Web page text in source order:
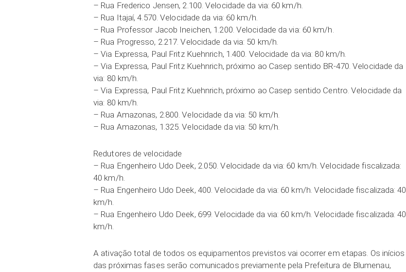
– Rua Frederico Jensen, 2.100. Velocidade da via: 60 km/h.
– Rua Itajaí, 4.570. Velocidade da via: 60 km/h.
– Rua Professor Jacob Ineichen, 1.200. Velocidade da via: 60 km/h.
– Rua Progresso, 2.217. Velocidade da via: 50 km/h.
– Via Expressa, Paul Fritz Kuehnrich, 1.400. Velocidade da via: 80 km/h.
– Via Expressa, Paul Fritz Kuehnrich, próximo ao Casep sentido BR-470. Velocidade da
via: 80 km/h.
– Via Expressa, Paul Fritz Kuehnrich, próximo ao Casep sentido Centro. Velocidade da
via: 80 km/h.
– Rua Amazonas, 2.800. Velocidade da via: 50 km/h.
– Rua Amazonas, 1.325. Velocidade da via: 50 km/h.
Redutores de velocidade
– Rua Engenheiro Udo Deek, 2.050. Velocidade da via: 60 km/h. Velocidade fiscalizada:
40 km/h.
– Rua Engenheiro Udo Deek, 400. Velocidade da via: 60 km/h. Velocidade fiscalizada: 40
km/h.
– Rua Engenheiro Udo Deek, 699. Velocidade da via: 60 km/h. Velocidade fiscalizada: 40
km/h.
A ativação total de todos os equipamentos previstos vai ocorrer em etapas. Os inícios
das próximas fases serão comunicados previamente pela Prefeitura de Blumenau,